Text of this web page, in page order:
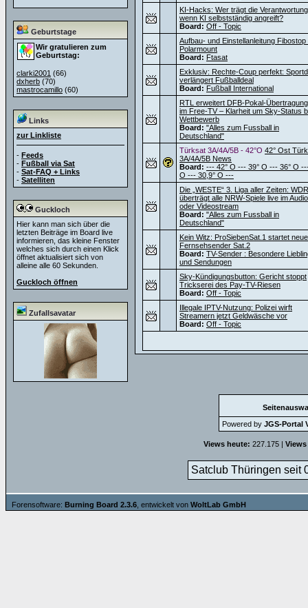
Geburtstage
Wir gratulieren zum
Geburtstag:
clarki2001 (66)
dxherb (70)
mastrocamillo (60)
Links
zur Linkliste
- Feeds
- Fußball via Sat
- Sat-FAQ + Links
- Satelliten
Guckloch
Hier kann man sich über die
letzten Beiträge im Board live
informieren, das kleine Fenster
welches sich durch einen Klick
öffnet aktualisiert sich von
alleine alle 60 Sekunden.
Guckloch öffnen
Zufallsavatar
KI-Hacks: Wer trägt die
wenn KI selbstständig angreift?
Board: Off - Topic
Aufbau- und Einstellanleitung Fibostop
Polarmount
Board: Ftasat
Exklusiv: Rechte-Coup perfekt:
verlängert Fußballdeal
Board: Fußball International
RTL erweitert DFB-Pokal-
im Free-TV – Klarheit um Sky-Status
Wettbewerb
Board: "Alles zum Fussball in
Deutschland"
Türksat 3A/4A/5B - 42°O 42° Ost
3A/4A/5B News
Board: --- 42° O --- 39° O --- 36° O
O --- 30,9° O ---
Die „WESTE“ 3. Liga aller Zeiten: WDR
überträgt alle NRW-Spiele live im
oder Videostream
Board: "Alles zum Fussball in
Deutschland"
Kein Witz: ProSiebenSat.1 startet
Fernsehsender Sat.2
Board: TV-Sender : Besondere
und Sendungen
Sky-Kündigungsbutton: Gericht stoppt
Trickserei des Pay-TV-Riesen
Board: Off - Topic
Illegale IPTV-Nutzung: Polizei wirft
Streamern jetzt Geldwäsche vor
Board: Off - Topic
Powered by JGS-Portal
Views heute: 227.175 |
Satclub Thüringen seit
Forensoftware: Burning Board 2.3.6 , entwickelt von WoltLab GmbH